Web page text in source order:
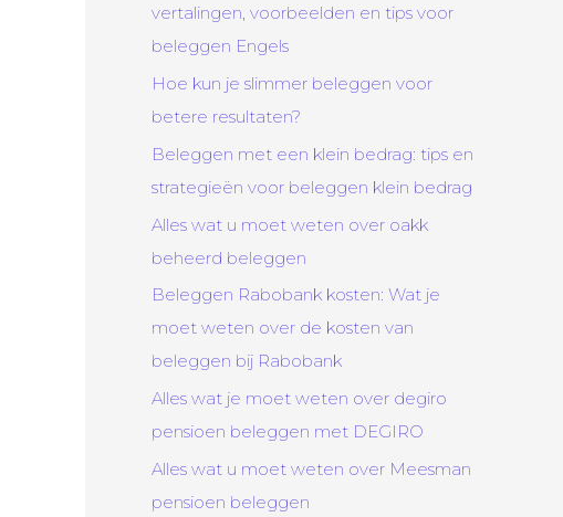
vertalingen, voorbeelden en tips voor
beleggen Engels
Hoe kun je slimmer beleggen voor
betere resultaten?
Beleggen met een klein bedrag: tips en
strategieën voor beleggen klein bedrag
Alles wat u moet weten over oakk
beheerd beleggen
Beleggen Rabobank kosten: Wat je
moet weten over de kosten van
beleggen bij Rabobank
Alles wat je moet weten over degiro
pensioen beleggen met DEGIRO
Alles wat u moet weten over Meesman
pensioen beleggen